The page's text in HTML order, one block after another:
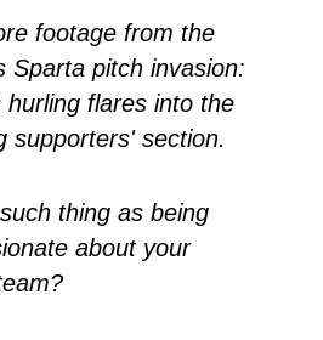
footage from the
Sparta pitch invasion:
hurling flares into the
supporters' section.
thing as being
about your